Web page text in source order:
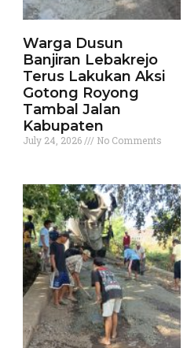
Warga Dusun
Banjiran Lebakrejo
Terus Lakukan Aksi
Gotong Royong
Tambal Jalan
Kabupaten
July 24, 2026 No Comments